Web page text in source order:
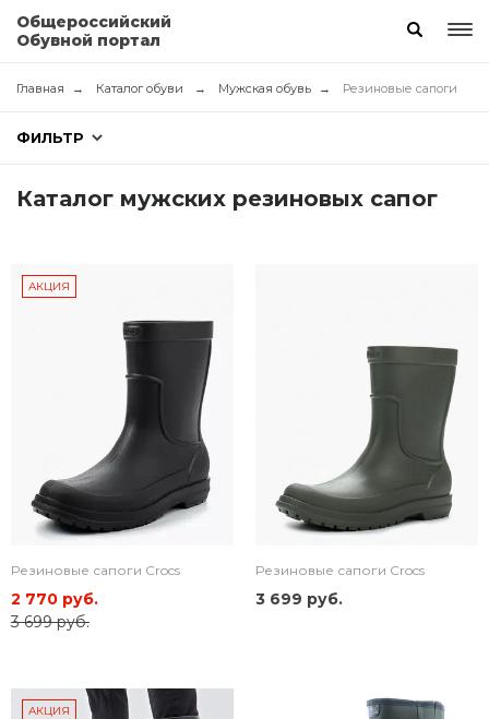
Общероссийский
Обувной портал
Главная Каталог обуви Мужская обувь Резиновые сапоги
ФИЛЬТР
Каталог мужских резиновых сапог
АКЦИЯ
Резиновые сапоги Crocs
2 770 руб.
3 699 руб.
Резиновые сапоги Crocs
3 699 руб.
АКЦИЯ